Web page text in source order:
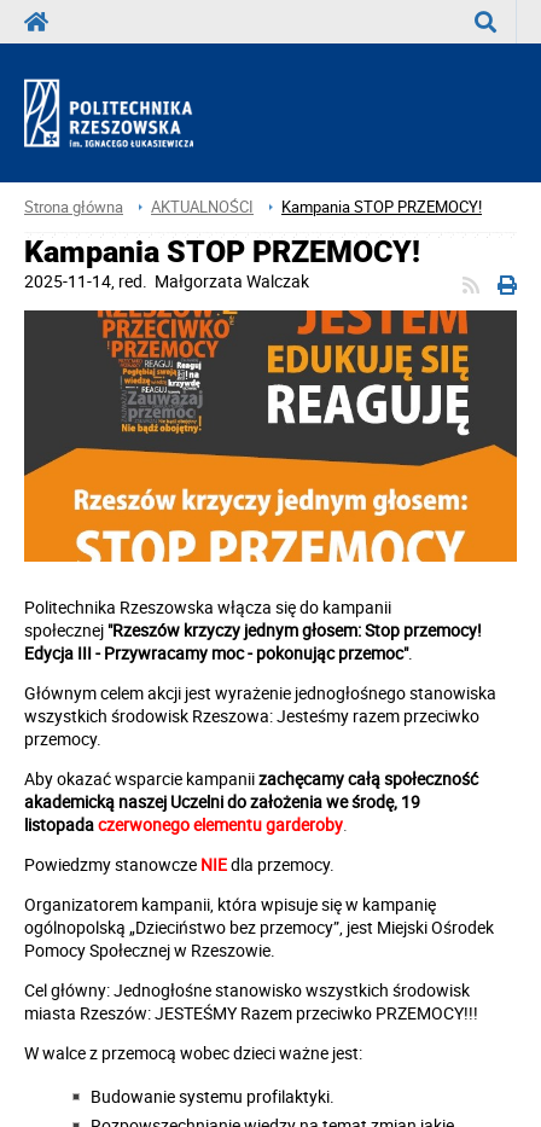
Strona główna AKTUALNOŚCI Kampania STOP PRZEMOCY!
Kampania STOP PRZEMOCY!
2025-11-14, red. Małgorzata Walczak
Politechnika Rzeszowska włącza się do kampanii
społecznej "Rzeszów krzyczy jednym głosem: Stop przemocy!
Edycja III - Przywracamy moc - pokonując przemoc".
Głównym celem akcji jest wyrażenie jednogłośnego stanowiska
wszystkich środowisk Rzeszowa: Jesteśmy razem przeciwko
przemocy.
Aby okazać wsparcie kampaniizachęcamy całą społeczność
akademicką naszej Uczelni do założenia we środę, 19
listopadaczerwonego elementu garderoby.
Powiedzmy stanowcze NIEdla przemocy.
Organizatorem kampanii, która wpisuje się w kampanię
ogólnopolską „Dzieciństwo bez przemocy”, jest Miejski Ośrodek
Pomocy Społecznej w Rzeszowie.
Cel główny: Jednogłośne stanowisko wszystkich środowisk
miasta Rzeszów: JESTEŚMY Razem przeciwko PRZEMOCY!!!
W walce z przemocą wobec dzieci ważne jest:
Budowanie systemu profilaktyki.